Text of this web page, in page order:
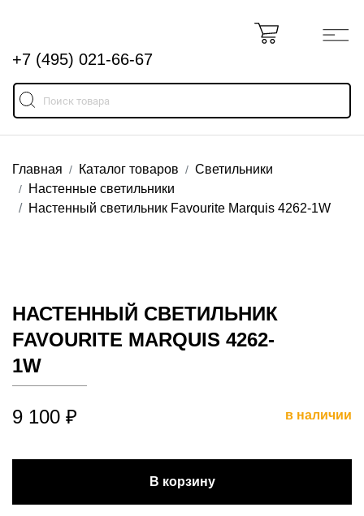
+7 (495) 021-66-67
Главная Каталог товаров
Светильники
Настенные светильники
Настенный светильник Favourite Marquis 4262-1W
НАСТЕННЫЙ СВЕТИЛЬНИК
FAVOURITE MARQUIS 4262-
1W
9 100 ₽ в наличии
В корзину